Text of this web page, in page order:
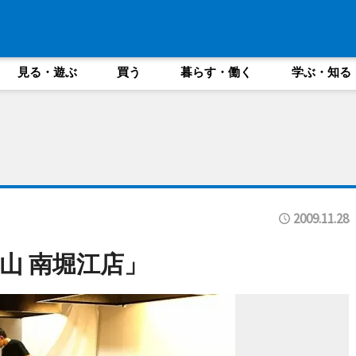
見る・遊ぶ 買う 暮らす・働く 学ぶ・知る
2009.11.28
南堀江店」